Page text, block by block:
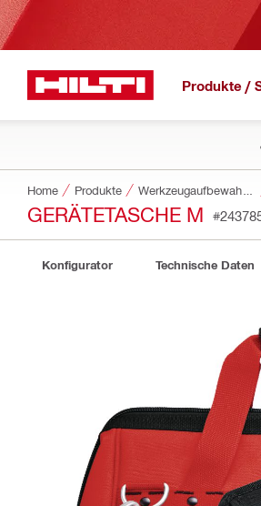
Produkte /
Home Produkte
GERÄTETASCHE M
Konfigurator Technische Daten